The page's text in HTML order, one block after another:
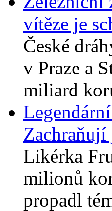
vítěze je
České
v Praze a
miliard
Likérka
milionů
propadl